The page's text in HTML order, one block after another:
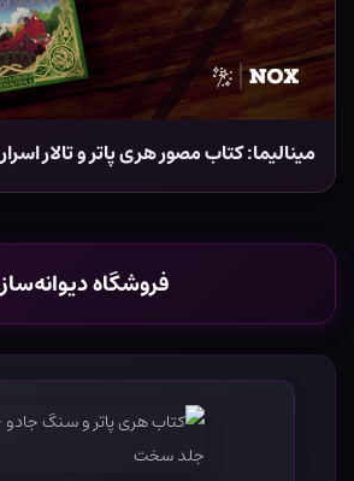
مینالیما: کتاب مصور هری پاتر و تالار اسرار
فروشگاه دیوانه‌ساز